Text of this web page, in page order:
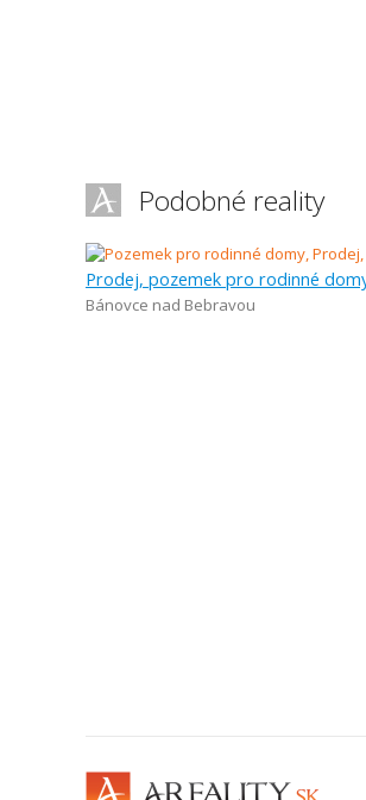
Podobné reality
Bánovce nad Bebravou